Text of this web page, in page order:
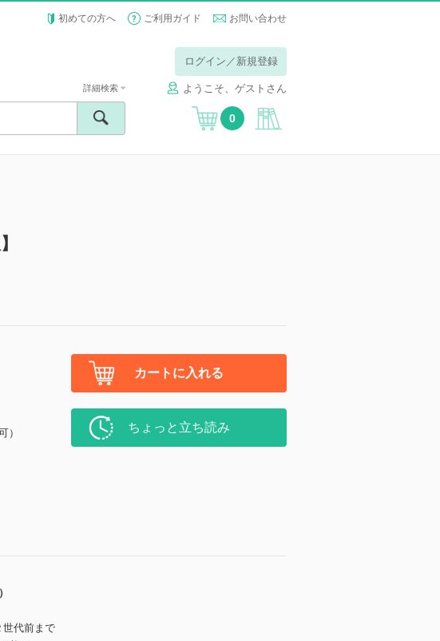
初めての方へ ご利用ガイド お問い合わせ
ログイン／新規登録
ようこそ、ゲストさん
詳細検索
0
）
カートに入れる
ちょっと立ち読み
世代前まで